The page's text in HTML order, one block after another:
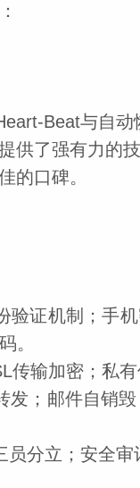
Beat与自动
供了强有力的
的口碑。
验证机制；手
。
传输加密；私
发；邮件自销
员分立；安全